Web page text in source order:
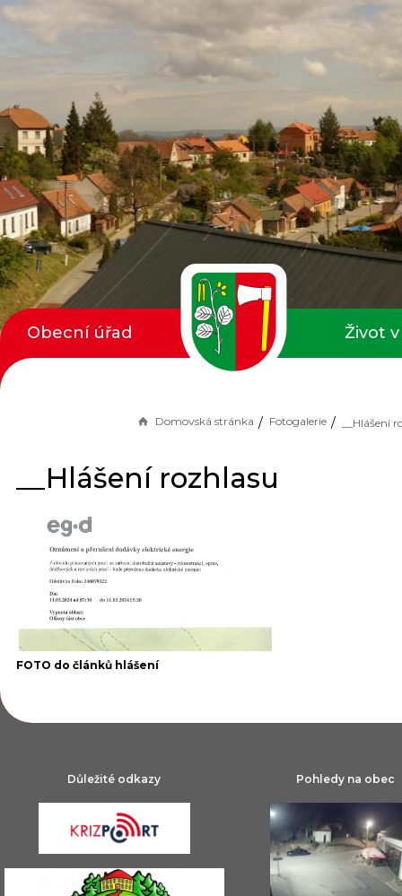
Domovská stránka Fotogalerie __Hlášení
__Hlášení rozhlasu
FOTO do článků hlášení
Obecní úřad Život
Důležité odkazy Pohledy na obec